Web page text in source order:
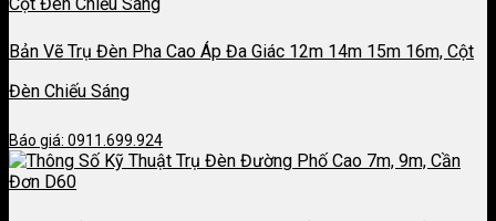
Bản Vẽ Trụ Đèn Pha Cao Áp Đa Giác 12m 14m 15m 16m, Cột
Đèn Chiếu Sáng
Báo giá: 0911.699.924